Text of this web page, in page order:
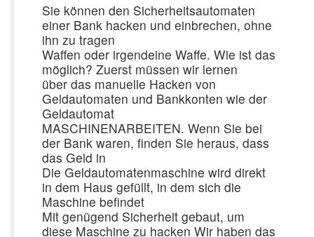
Sie können den Sicherheitsautomaten
einer Bank hacken und einbrechen, ohne
ihn zu tragen
Waffen oder irgendeine Waffe. Wie ist das
möglich? Zuerst müssen wir lernen
über das manuelle Hacken von
Geldautomaten und Bankkonten wie der
Geldautomat
MASCHINENARBEITEN. Wenn Sie bei
der Bank waren, finden Sie heraus, dass
das Geld in
Die Geldautomatenmaschine wird direkt
in dem Haus gefüllt, in dem sich die
Maschine befindet
Mit genügend Sicherheit gebaut, um
diese Maschine zu hacken Wir haben das